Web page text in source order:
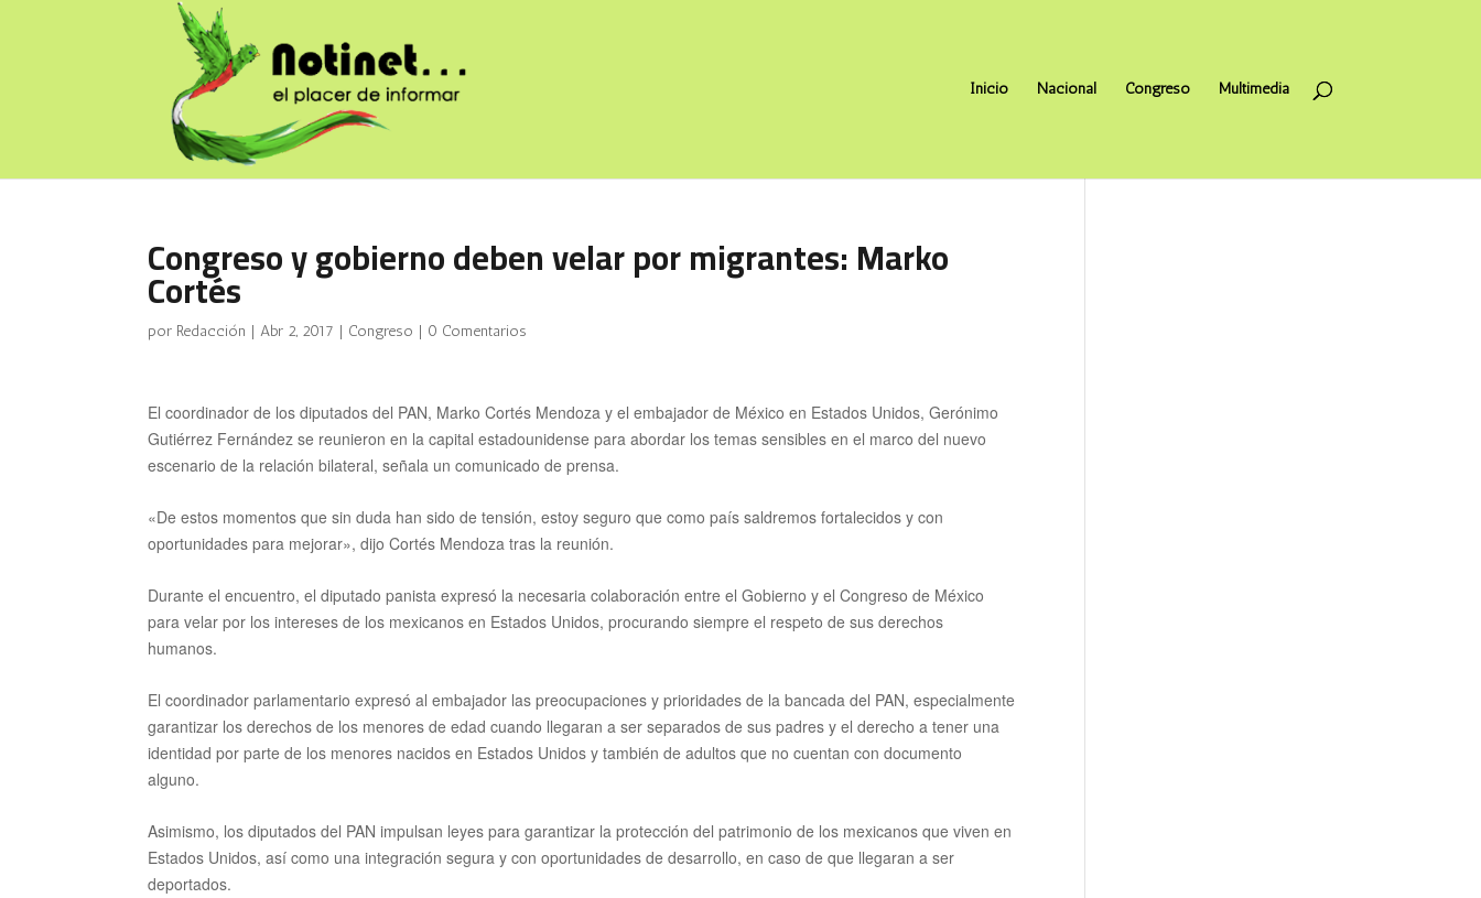
Inicio Nacional Congreso Multimedia
Congreso y gobierno deben velar por migrantes: Marko
Cortés
por Redacción |Abr 2, 2017 | Congreso | 0 Comentarios
El coordinador de los diputados del PAN, Marko Cortés Mendoza y el embajador de México en Estados Unidos, Gerónimo
Gutiérrez Fernández se reunieron en la capital estadounidense para abordar los temas sensibles en el marco del nuevo
escenario de la relación bilateral, señala un comunicado de prensa.
«De estos momentos que sin duda han sido de tensión, estoy seguro que como país saldremos fortalecidos y con
oportunidades para mejorar», dijo Cortés Mendoza tras la reunión.
Durante el encuentro, el diputado panista expresó la necesaria colaboración entre el Gobierno y el Congreso de México
para velar por los intereses de los mexicanos en Estados Unidos, procurando siempre el respeto de sus derechos
humanos.
El coordinador parlamentario expresó al embajador las preocupaciones y prioridades de la bancada del PAN, especialmente
garantizar los derechos de los menores de edad cuando llegaran a ser separados de sus padres y el derecho a tener una
identidad por parte de los menores nacidos en Estados Unidos y también de adultos que no cuentan con documento
alguno.
Asimismo, los diputados del PAN impulsan leyes para garantizar la protección del patrimonio de los mexicanos que viven en
Estados Unidos, así como una integración segura y con oportunidades de desarrollo, en caso de que llegaran a ser
deportados.